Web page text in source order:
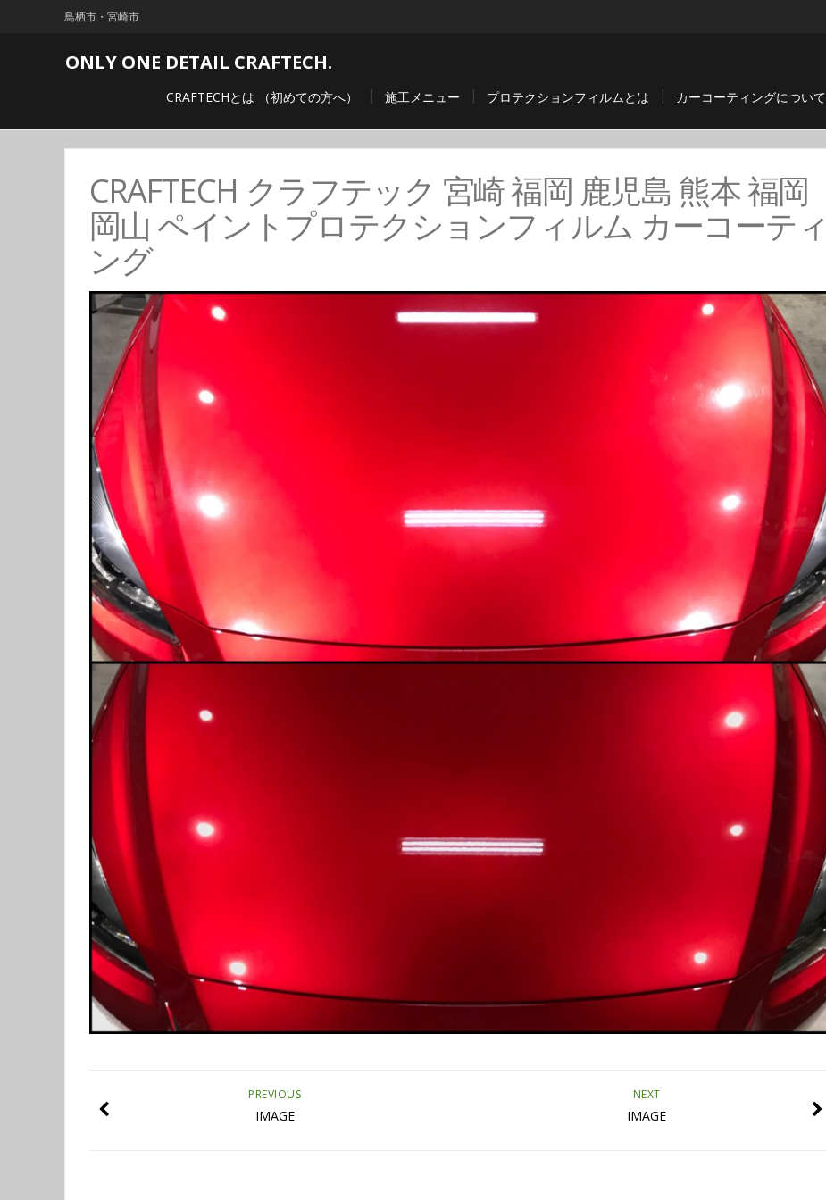
鳥栖市・宮崎市
ONLY ONE DETAIL CRAFTECH.
CRAFTECHとは （初めての方へ） 施工メニュー プロテクションフィルムとは カーコーティングについて
CRAFTECH クラフテック 宮崎 福岡 鹿児島 熊本 福岡
岡山 ペイントプロテクションフィルム カーコーティ
ング
NEXT
IMAGE
PREVIOUS
IMAGE